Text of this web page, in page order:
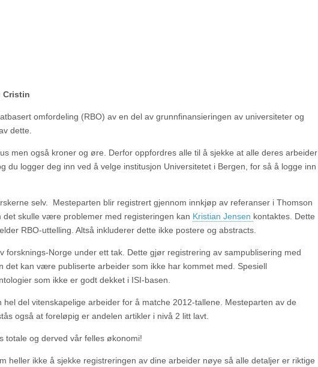
omfordeling (RBO) av en del av grunnfinansieringen av universiteter og
dette.
men også kroner og øre. Derfor oppfordres alle til å sjekke at alle deres arbeider
du logger deg inn ved å velge institusjon Universitetet i Bergen, for så å logge inn
selv. Mesteparten blir registrert gjennom innkjøp av referanser i Thomson
skulle være problemer med registeringen kan Kristian Jensen kontaktes. Dette
RBO-uttelling. Altså inkluderer dette ikke postere og abstracts.
forsknings-Norge under ett tak. Dette gjør registrering av sampublisering med
det kan være publiserte arbeider som ikke har kommet med. Spesiell
som ikke er godt dekket i ISI-basen.
del vitenskapelige arbeider for å matche 2012-tallene. Mesteparten av de
også at foreløpig er andelen artikler i nivå 2 litt lavt.
totale og derved vår felles økonomi!
heller ikke å sjekke registreringen av dine arbeider nøye så alle detaljer er riktige